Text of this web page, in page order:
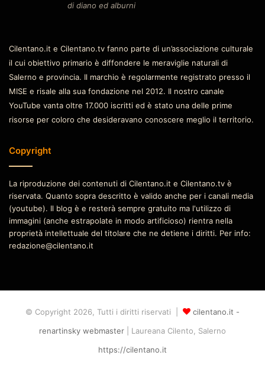
di diano ed alburni
Cilentano.it e Cilentano.tv fanno parte di un’associazione culturale
il cui obiettivo primario è diffondere le meraviglie naturali di
Salerno e provincia. Il marchio è regolarmente registrato presso il
MISE e risale alla sua fondazione nel 2012. Il nostro canale
YouTube vanta oltre 17.000 iscritti ed è stato una delle prime
risorse per coloro che desideravano conoscere meglio il territorio.
Copyright
La riproduzione dei contenuti di Cilentano.it e Cilentano.tv è
riservata. Quanto sopra descritto è valido anche per i canali media
(youtube). Il blog è e resterà sempre gratuito ma l'utilizzo di
immagini (anche estrapolate in modo artificioso) rientra nella
proprietà intellettuale del titolare che ne detiene i diritti. Per info:
redazione@cilentano.it
© Copyright 2026, Tutti i diritti riservati |
cilentano.it -
renartinsky webmaster | Laureana Cilento, Salerno
https://cilentano.it